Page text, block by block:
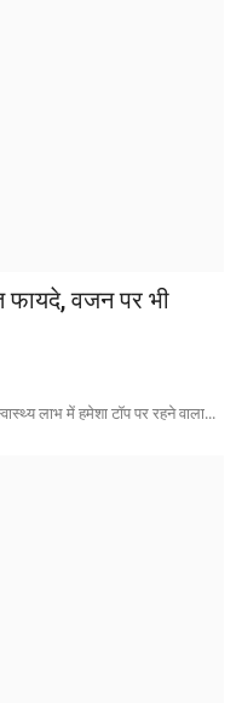
वजन पर भी
लाभ में हमेशा टॉप पर रहने वाला...